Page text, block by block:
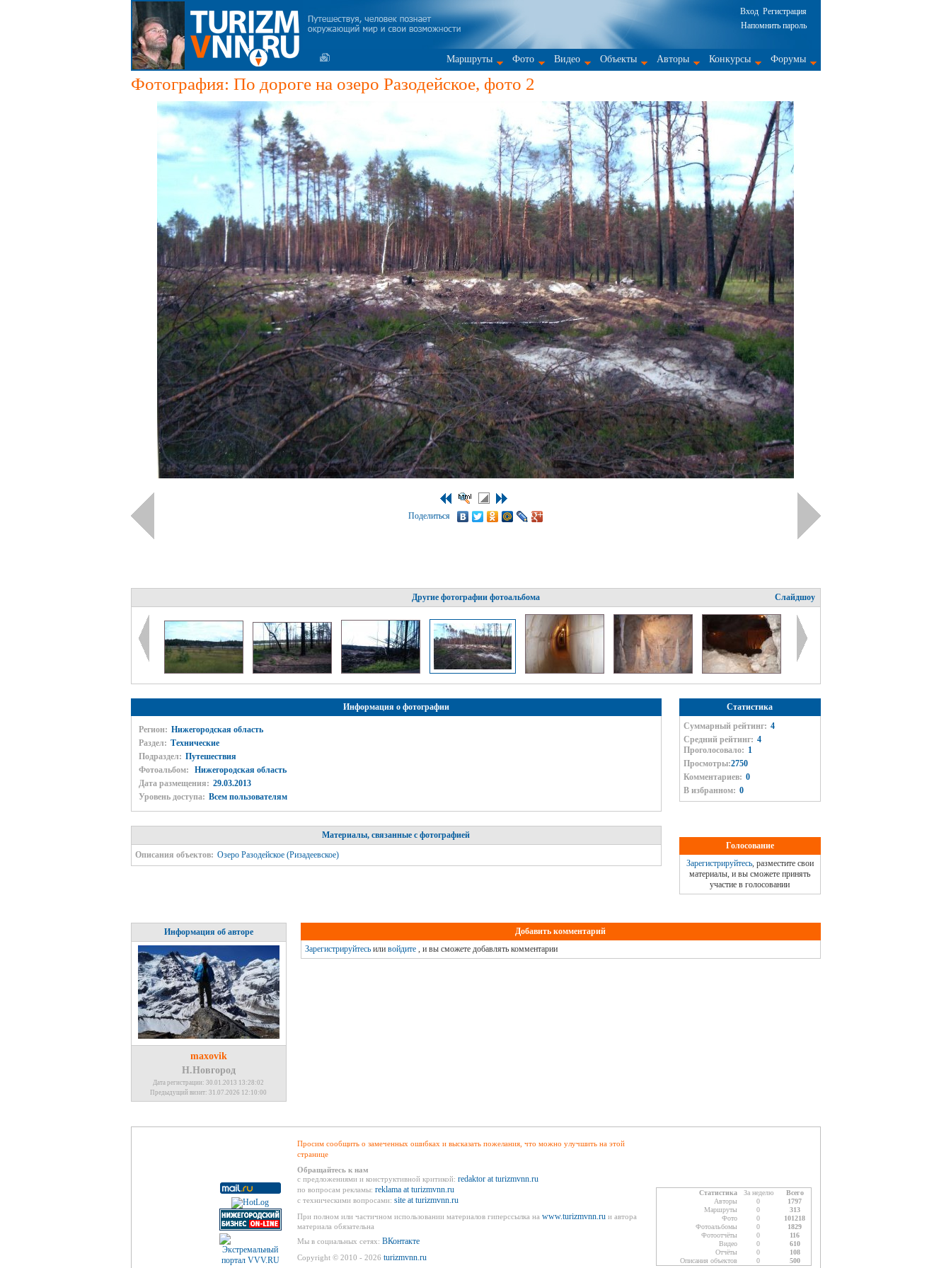
Вход Регистрация
Напомнить пароль
Маршруты Фото Видео Объекты Авторы Конкурсы Форумы
Фотография: По дороге на озеро Разодейское, фото 2
Поделиться
Другие фотографии фотоальбома Слайдшоу
Информация о фотографии
Регион: Нижегородская область
Раздел: Технические
Подраздел: Путешествия
Фотоальбом:
Нижегородская область
Дата размещения: 29.03.2013
Уровень доступа: Всем пользователям
Материалы, связанные с фотографией
Описания объектов: Озеро Разодейское (Ризадеевское)
Статистика
Суммарный рейтинг: 4
Средний рейтинг: 4
Проголосовало: 1
Просмотры:2750
Комментариев: 0
В избранном: 0
Голосование
Зарегистрируйтесь, разместите свои
материалы, и вы сможете принять
участие в голосовании
Информация об авторе
maxovik
Н.Новгород
Дата регистрации: 30.01.2013 13:28:02
Предыдущий визит: 31.07.2026 12:10:00
Добавить комментарий
Зарегистрируйтесьили войдите, и вы сможете добавлять комментарии
Просим сообщить о замеченных ошибках и высказать пожелания, что можно улучшить на этой
странице
Обращайтесь к нам
с предложениями и конструктивной критикой: redaktor at turizmvnn.ru
по вопросам рекламы: reklama at turizmvnn.ru
с техническими вопросами: site at turizmvnn.ru
При полном или частичном использовании материалов гиперссылка на www.turizmvnn.ruи автора
материала обязательна
Мы в социальных сетях: ВКонтакте
Copyright © 2010 - 2026 turizmvnn.ru
Статистика За неделю
Всего
Авторы
0
1797
Маршруты
0
313
Фото
0
101218
Фотоальбомы
0
1829
Фотоотчёты
0
116
Видео
0
610
Отчёты
0
108
Описания объектов
0 500